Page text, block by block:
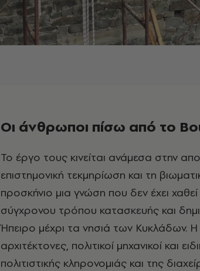
Οι άνθρωποι πίσω από το
Το έργο τους κινείται ανάμεσα στην αποκατάσταση και τον πειραματισμό, την
επιστημονική τεκμηρίωση και τη
προσκήνιο μια γνώση που δεν έχει
σύγχρονου τρόπου κατασκευής και
Ήπειρο μέχρι τα νησιά των Κυκλάδων.
αρχιτέκτονες, πολιτικοί μηχανικοί και
πολιτιστικής κληρονομιάς και της